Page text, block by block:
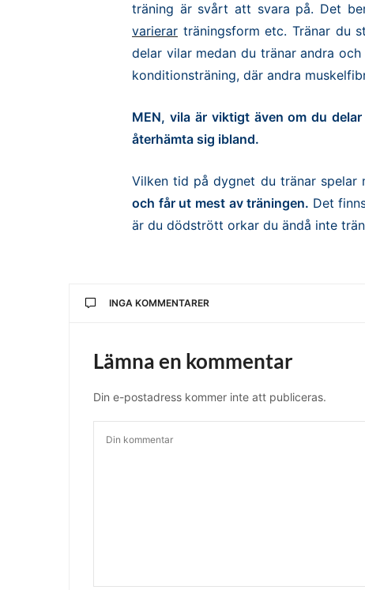
träning är svårt att svara på. Det
varierar träningsform etc. Tränar du
delar vilar medan du tränar andra
konditionsträning, där andra
MEN, vila är viktigt även om du
återhämta sig ibland.
Vilken tid på dygnet du tränar spelar
och får ut mest av träningen. Det
är du dödstrött orkar du ändå inte
INGA KOMMENTARER
Lämna en kommentar
Din e-postadress kommer inte att publiceras.